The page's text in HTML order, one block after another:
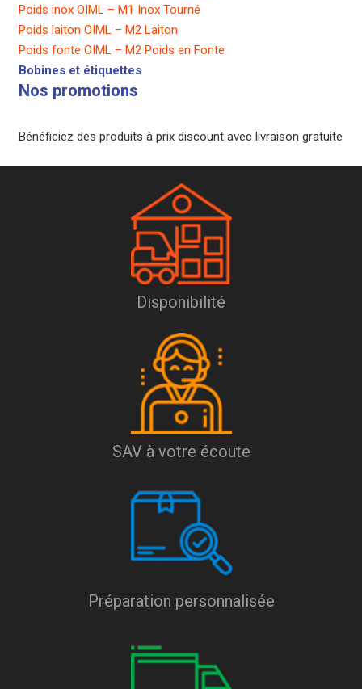
Poids inox OIML – M1 Inox Tourné
Poids laiton OIML – M2 Laiton
Poids fonte OIML – M2 Poids en Fonte
Bobines et étiquettes
Nos promotions
Bénéficiez des produits à prix discount avec livraison gratuite
Disponibilité
SAV à votre écoute
Préparation personnalisée